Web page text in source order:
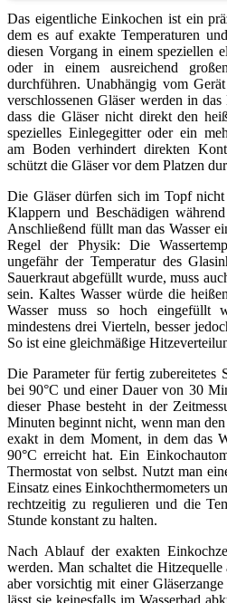
Das eigentliche Einkochen ist ein
dem es auf exakte Temperaturen
diesen Vorgang in einem speziellen
oder in einem ausreichend
durchführen. Unabhängig vom
verschlossenen Gläser werden in
dass die Gläser nicht direkt den
spezielles Einlegegitter oder ein
am Boden verhindert direkten
schützt die Gläser vor dem Platzen
Die Gläser dürfen sich im Topf nicht
Klappern und Beschädigen
Anschließend füllt man das Wasser
Regel der Physik: Die
ungefähr der Temperatur des
Sauerkraut abgefüllt wurde, muss
sein. Kaltes Wasser würde die
Wasser muss so hoch eingefüllt
mindestens drei Vierteln, besser
So ist eine gleichmäßige
Die Parameter für fertig zubereitetes
bei 90°C und einer Dauer von 30
dieser Phase besteht in der
Minuten beginnt nicht, wenn man
exakt in dem Moment, in dem das
90°C erreicht hat. Ein
Thermostat von selbst. Nutzt man
Einsatz eines Einkochthermometers
rechtzeitig zu regulieren und die
Stunde konstant zu halten.
Nach Ablauf der exakten
werden. Man schaltet die
aber vorsichtig mit einer